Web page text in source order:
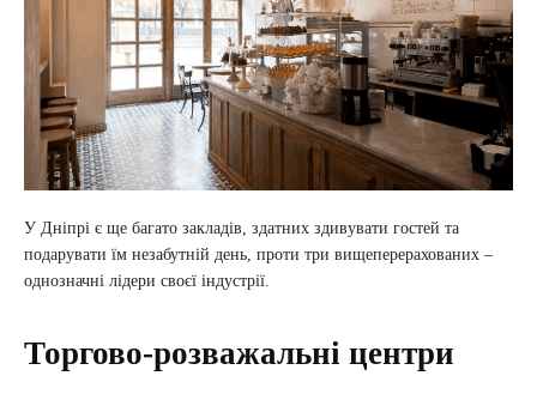
У Дніпрі є ще багато закладів, здатних здивувати гостей та
подарувати їм незабутній день, проти три вищеперерахованих –
однозначні лідери своєї індустрії.
Торгово-розважальні центри